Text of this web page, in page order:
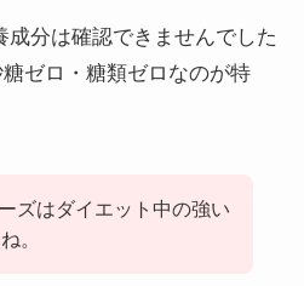
分は確認できませんでした
ゼロ・糖類ゼロなのが特
ズはダイエット中の強い
。